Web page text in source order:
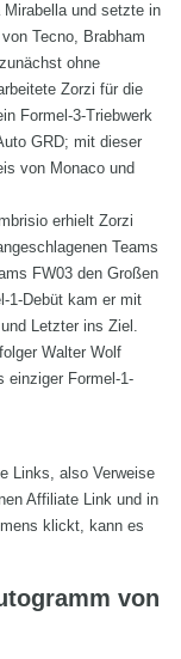
und setzte in
Tecno, Brabham
ohne
Zorzi für die
Formel-3-Triebwerk
GRD; mit dieser
von Monaco und
erhielt Zorzi
Teams
FW03 den Großen
1-Debüt kam er mit
Letzter ins Ziel.
Walter Wolf
einziger Formel-1-
Links, also Verweise
Affiliate Link und in
klickt, kann es
von